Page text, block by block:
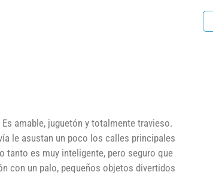
amable, juguetón y totalmente travieso.
le asustan un poco los calles principales
tanto es muy inteligente, pero seguro que
con un palo, pequeños objetos divertidos